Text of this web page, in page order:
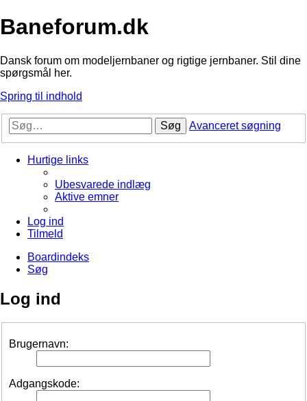
Baneforum.dk
Dansk forum om modeljernbaner og rigtige jernbaner. Stil dine
spørgsmål her.
Spring til indhold
Søg Avanceret søgning
Hurtige links
Ubesvarede indlæg
Aktive emner
Log ind
Tilmeld
Boardindeks
Søg
Log ind
Brugernavn:
Adgangskode: